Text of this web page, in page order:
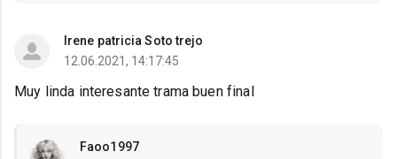
Irene patricia Soto trejo
12.06.2021, 14:17:45
Muy linda interesante trama buen final
Faoo1997